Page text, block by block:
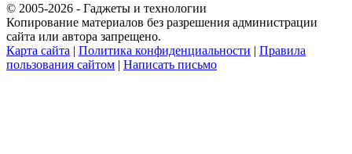
© 2005-2026 - Гаджеты и технологии
Копирование материалов без разрешения администрации
сайта или автора запрещено.
Карта сайта | Политика конфиденциальности | Правила
пользования сайтом | Написать письмо